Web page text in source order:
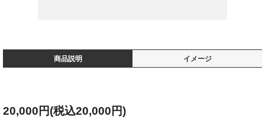
商品説明 イメージ
20,000円(税込20,000円)